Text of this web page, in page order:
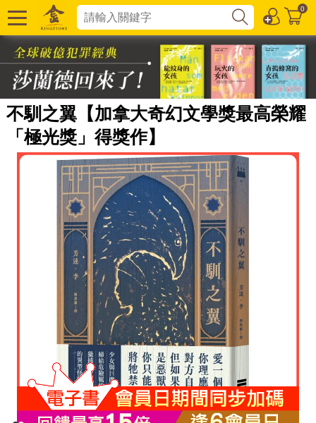
0
不馴之翼【加拿大奇幻文學獎最高榮耀
「極光獎」得獎作】